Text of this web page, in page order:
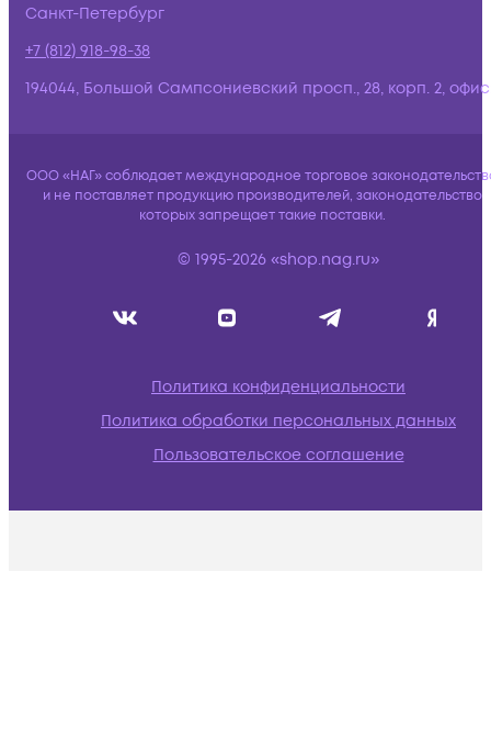
Санкт-Петербург
+7 (812) 918-98-38
194044, Большой Сампсониевский просп., 28, корп. 2,
ООО «НАГ» соблюдает международное торговое
и не поставляет продукцию производителей, законодательство
которых запрещает такие поставки.
© 1995-2026 «shop.nag.ru»
Политика конфиденциальности
Политика обработки персональных данных
Пользовательское соглашение